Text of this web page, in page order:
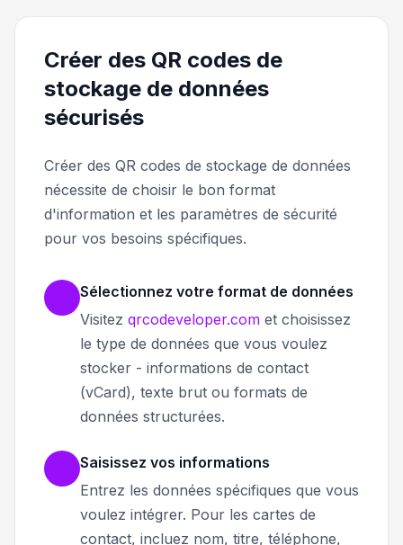
Créer des QR codes de
stockage de données
sécurisés
Créer des QR codes de stockage de données
nécessite de choisir le bon format
d'information et les paramètres de sécurité
pour vos besoins spécifiques.
Sélectionnez votre format de données
Visitez qrcodeveloper.com et choisissez
le type de données que vous voulez
stocker - informations de contact
(vCard), texte brut ou formats de
données structurées.
Saisissez vos informations
Entrez les données spécifiques que vous
voulez intégrer. Pour les cartes de
contact, incluez nom, titre, téléphone,